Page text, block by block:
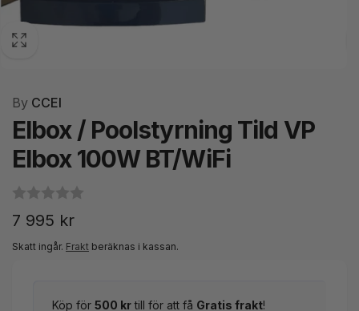
By CCEI
Elbox / Poolstyrning Tild VP
Elbox 100W BT/WiFi
Ordinarie
pris
7 995 kr
Skatt ingår. Frakt beräknas i kassan.
Köp för 500 krtill för att få Gratis frakt!